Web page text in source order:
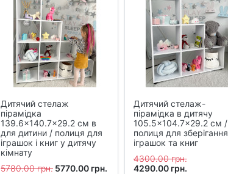
Дитячий стелаж
пірамідка
139.6×140.7×29.2 см в
для дитини / полиця для
іграшок і книг у дитячу
кімнату
5780.00 грн. 5770.00 грн.
Дитячий стелаж-
пірамідка в дитячу
105.5×104.7×29.2 см /
полиця для зберігання
іграшок та книг
4300.00 грн.
4290.00 грн.